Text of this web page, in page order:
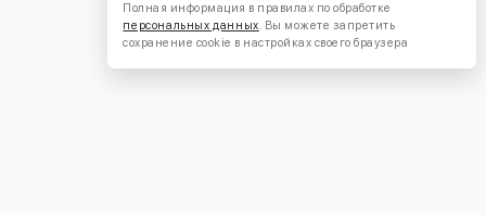
Полная информация в правилах по обработке
персональных данных. Вы можете запретить
сохранение cookie в настройках своего браузера